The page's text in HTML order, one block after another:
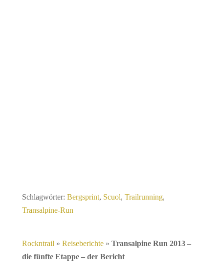
Schlagwörter: Bergsprint, Scuol, Trailrunning,
Transalpine-Run
Rockntrail » Reiseberichte» Transalpine Run 2013 –
die fünfte Etappe – der Bericht